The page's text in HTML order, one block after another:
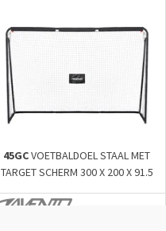
45GCVOETBALDOEL STAAL MET
TARGET SCHERM 300 X 200 X 91.5